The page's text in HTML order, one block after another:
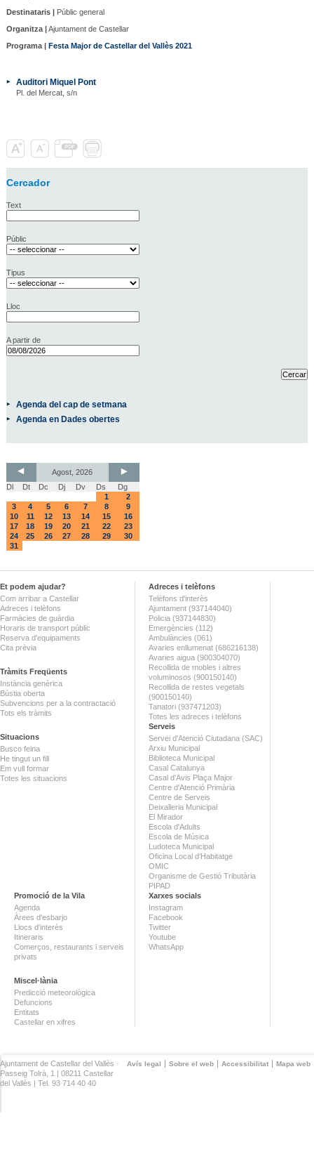
Destinataris |Públic general
Organitza |Ajuntament de Castellar
Programa | Festa Major de Castellar del Vallès 2021
Auditori Miquel Pont
Pl. del Mercat, s/n
Cercador
Text
Públic
Tipus
Lloc
A partir de
Agenda del cap de setmana
Agenda en Dades obertes
Agost, 2026
Dl
Dt Dc Dj Dv Ds
Dg
1
2
3
4 5 6 7 8
9
10
11 12 13 14 15
16
17
18 19 20 21 22
23
24
25 26 27 28 29
30
31
Et podem ajudar?
Com arribar a Castellar
Adreces i telèfons
Farmàcies de guàrdia
Horaris de transport públic
Reserva d'equipaments
Cita prèvia
Tràmits Freqüents
Instància genèrica
Bústia oberta
Subvencions per a la contractació
Tots els tràmits
Situacions
Busco feina
He tingut un fill
Em vull formar
Totes les situacions
Adreces i telèfons
Telèfons d'interès
Ajuntament (937144040)
Policia (937144830)
Emergències (112)
Ambulàncies (061)
Avaries enllumenat (686216138)
Avaries aigua (900304070)
Recollida de mobles i altres
voluminosos (900150140)
Recollida de restes vegetals
(900150140)
Tanatori (937471203)
Totes les adreces i telèfons
Serveis
Servei d'Atenció Ciutadana (SAC)
Arxiu Municipal
Biblioteca Municipal
Casal Catalunya
Casal d'Avis Plaça Major
Centre d'Atenció Primària
Centre de Serveis
Deixalleria Municipal
El Mirador
Escola d'Adults
Escola de Música
Ludoteca Municipal
Oficina Local d'Habitatge
OMIC
Organisme de Gestió Tributària
PIPAD
Promoció de la Vila
Agenda
Àrees d'esbarjo
Llocs d'interès
Itineraris
Comerços, restaurants i serveis
privats
Miscel·lània
Predicció meteorològica
Defuncions
Entitats
Castellar en xifres
Xarxes socials
Instagram
Facebook
Twitter
Youtube
WhatsApp
Avís legal Sobre el web Accessibilitat Mapa web
Ajuntament de Castellar del Vallès ·
Passeig Tolrà, 1 | 08211 Castellar
del Vallès | Tel. 93 714 40 40